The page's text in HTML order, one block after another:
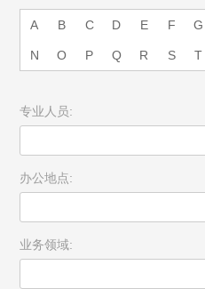
A B C D E F G
N O P Q R S T
专业人员:
办公地点:
业务领域: